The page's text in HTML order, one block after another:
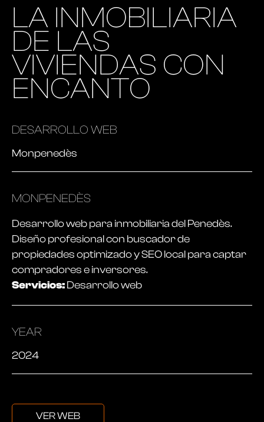
LA INMOBILIARIA
DE LAS
VIVIENDAS CON
ENCANTO
DESARROLLO WEB
Monpenedès
MONPENEDÈS
Desarrollo web para inmobiliaria del Penedès.
Diseño profesional con buscador de
propiedades optimizado y SEO local para captar
compradores e inversores.
Servicios:Desarrollo web
YEAR
2024
VER WEB